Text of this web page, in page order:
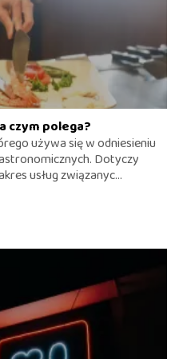
czym polega?
używa się w odniesieniu
Dotyczy
usług związanyc...